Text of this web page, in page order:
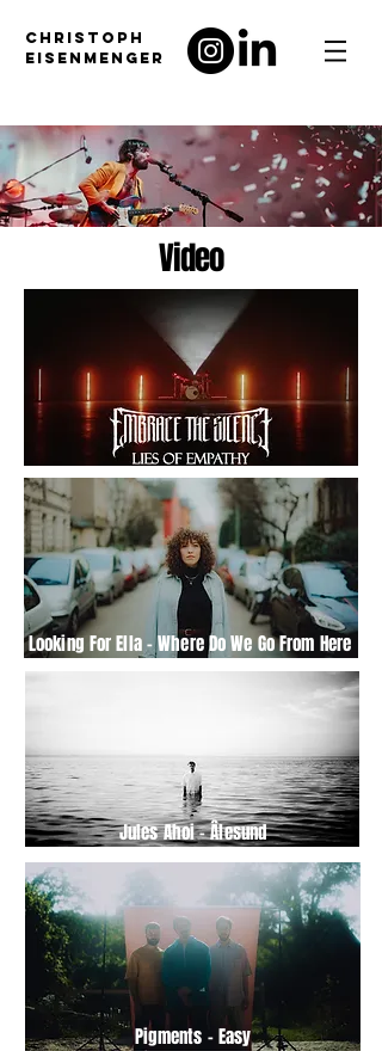
CHRISTOPH
EISENMENGER
Video
Looking For Ella – Where Do We Go From Here
Jules Ahoi – Âlesund
Pigments – Easy